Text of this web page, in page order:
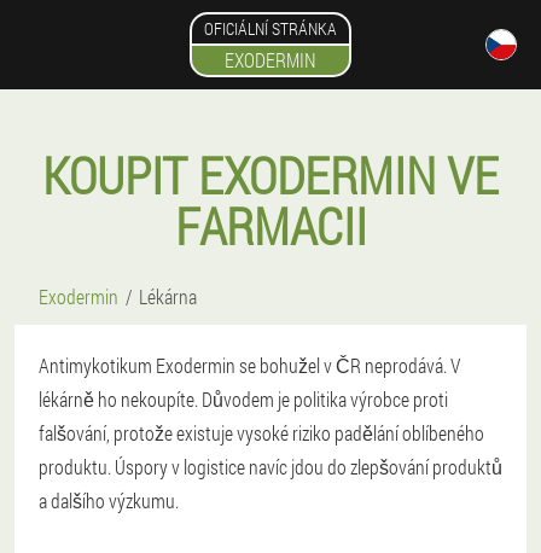
OFICIÁLNÍ STRÁNKA
EXODERMIN
KOUPIT EXODERMIN VE
FARMACII
Exodermin Lékárna
Antimykotikum Exodermin se bohužel v ČR neprodává. V
lékárně ho nekoupíte. Důvodem je politika výrobce proti
falšování, protože existuje vysoké riziko padělání oblíbeného
produktu. Úspory v logistice navíc jdou do zlepšování produktů
a dalšího výzkumu.